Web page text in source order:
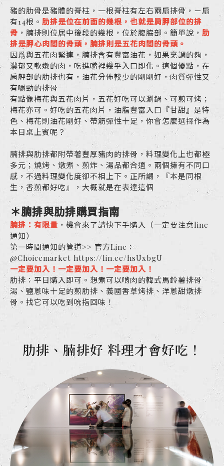
豬的肋骨是豬體的脊柱，一根脊柱有左右兩扇排骨，ㄧ扇
有14根。 肋排是位在前面的幾根，也就是肩胛部位的排
骨 ，腩排則位居中後段的幾根，位於腹脇部。簡單說， 肋
排是胛心肉間的骨頭，腩排則是五花肉間的骨頭。
因爲與五花肉緊連，腩排含有豐富油花，如果烹調的夠，
濃郁又軟嫩的肉，吃進嘴裡幾乎入口即化。這個優點，在
肩舺部的肋排也有，油花分佈較少的剛剛好，肉質彈性又
有嚼勁的排骨
有點像梅花與五花肉片，五花好吃可以涮鍋、可煎可烤；
梅花亦可。好吃的五花肉片，油脂豐富入口『甘甜』是特
色、梅花則油花剛好、帶筋彈性十足，你會怎麼選擇作為
本日桌上賓呢？
腩排與肋排都附帶著豐厚豬肉的排骨，料理變化上也都極
多元；燒烤、燉煮、煎炸、湯品都合適。兩個擁有不同口
感，不過料理變化度卻不相上下。正所謂，『本是同根
生，香煎都好吃』，大概就是在表達這個
＊腩排與肋排購買指南
腩排：有限量 ，機會來了請快下手購入（一定要注意line
通知）
第一時間通知的管道>> 官方Line：
@Choicemarket https://lin.ee/hsUxbgU
一定要加入！一定要加入！一定要加入！
肋排：平日購入即可。想煮可以啃肉的韓式馬鈴薯排骨
湯、鹽蔥味十足的煎肋排、義國香草烤排、洋蔥甜燉排
骨。找它可以吃到吮指回味！
肋排、腩排好 料理才會好吃！